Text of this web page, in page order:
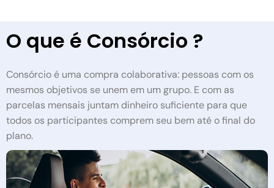
O que é Consórcio ?
Consórcio é uma compra colaborativa: pessoas com os
mesmos objetivos se unem em um grupo. E com as
parcelas mensais juntam dinheiro suficiente para que
todos os participantes comprem seu bem até o final do
plano.